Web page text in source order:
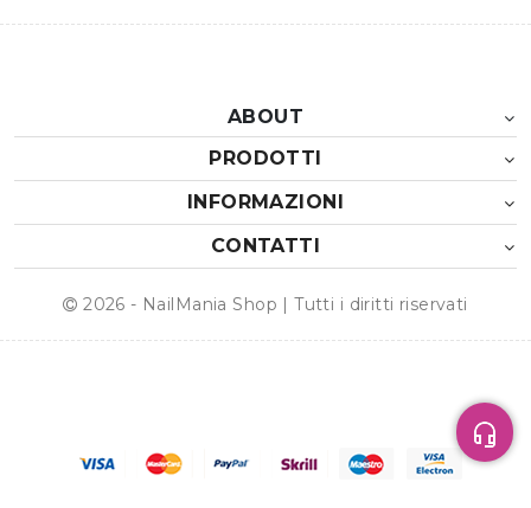
ABOUT
PRODOTTI
INFORMAZIONI
CONTATTI
2026 - NailMania Shop | Tutti i diritti riservati